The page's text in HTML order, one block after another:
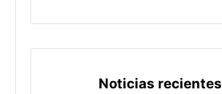
Noticias recientes